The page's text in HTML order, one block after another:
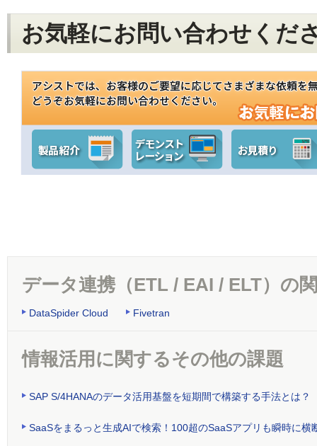
お気軽にお問い合わせくだ
データ連携（ETL / EAI / ELT）の
DataSpider Cloud Fivetran
情報活用に関するその他の課題
SAP S/4HANAのデータ活用基盤を短期間で構築する手法とは？
SaaSをまるっと生成AIで検索！100超のSaaSアプリも瞬時に